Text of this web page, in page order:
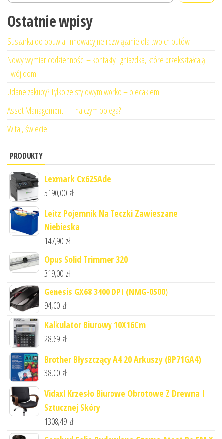
Ostatnie wpisy
Suszarka do obuwia: innowacyjne rozwiązanie dla twoich butów
Nowy wymiar codzienności – kontakty i gniazdka, które przekształcają
Twój dom
Udane zakupy? Tylko ze stylowym worko – plecakiem!
Asset Management — na czym polega?
Witaj, świecie!
PRODUKTY
Lexmark Cx625Ade
5190,00 zł
Leitz Pojemnik Na Teczki Zawieszane
Niebieska
147,90 zł
Opus Solid Trimmer 320
319,00 zł
Genesis GX68 3400 DPI (NMG-0500)
94,00 zł
Kalkulator Biurowy 10X16Cm
28,69 zł
Brother Błyszczący A4 20 Arkuszy (BP71GA4)
38,00 zł
Vidaxl Krzesło Biurowe Obrotowe Z Drewna I
Sztucznej Skóry
1308,49 zł